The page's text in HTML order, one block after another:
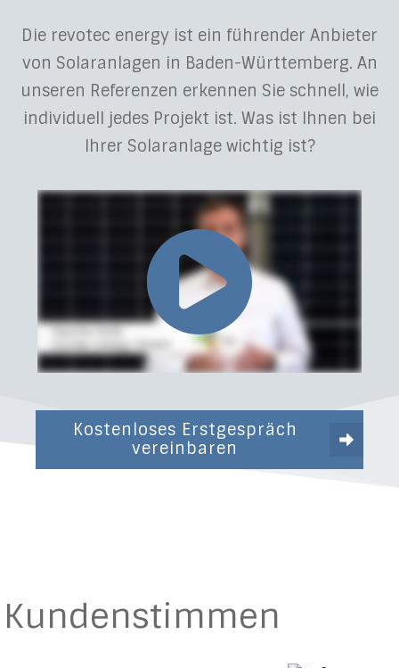
Die revotec energy ist ein führender Anbieter
von Solaranlagen in Baden-Württemberg. An
unseren Referenzen erkennen Sie schnell, wie
individuell jedes Projekt ist. Was ist Ihnen bei
Ihrer Solaranlage wichtig ist?
Kostenloses Erstgespräch
vereinbaren
Kundenstimmen